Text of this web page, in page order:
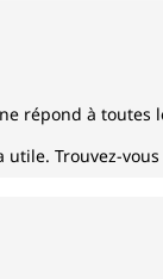
répond à toutes
utile. Trouvez-